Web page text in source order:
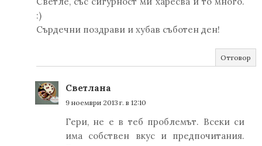
:)
Сърдечни поздрави и хубав съботен ден!
Отговор
Светлана
9 ноември 2013 г. в 12:10
Гери, не е в теб проблемът. Всеки си
има собствен вкус и предпочитания.